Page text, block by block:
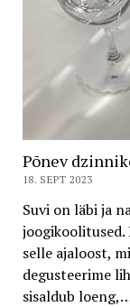
Põnev
18. SEPT 2023
Suvi on läbi ja
selle ajaloost,
degusteerime
sisaldub